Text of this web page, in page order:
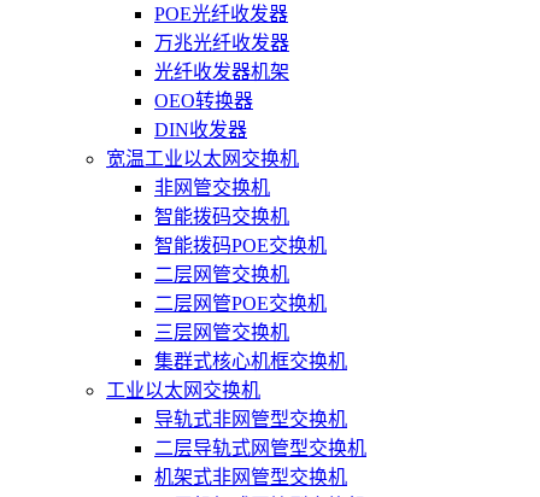
POE光纤收发器
万兆光纤收发器
光纤收发器机架
OEO转换器
DIN收发器
宽温工业以太网交换机
非网管交换机
智能拨码交换机
智能拨码POE交换机
二层网管交换机
二层网管POE交换机
三层网管交换机
集群式核心机框交换机
工业以太网交换机
导轨式非网管型交换机
二层导轨式网管型交换机
机架式非网管型交换机